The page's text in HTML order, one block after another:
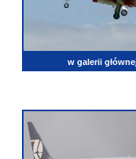
w galerii